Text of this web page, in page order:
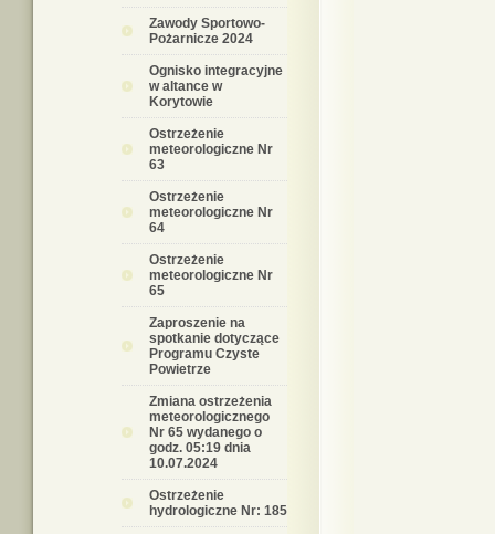
Zawody Sportowo-
Pożarnicze 2024
Ognisko integracyjne
w altance w
Korytowie
Ostrzeżenie
meteorologiczne Nr
63
Ostrzeżenie
meteorologiczne Nr
64
Ostrzeżenie
meteorologiczne Nr
65
Zaproszenie na
spotkanie dotyczące
Programu Czyste
Powietrze
Zmiana ostrzeżenia
meteorologicznego
Nr 65 wydanego o
godz. 05:19 dnia
10.07.2024
Ostrzeżenie
hydrologiczne Nr: 185